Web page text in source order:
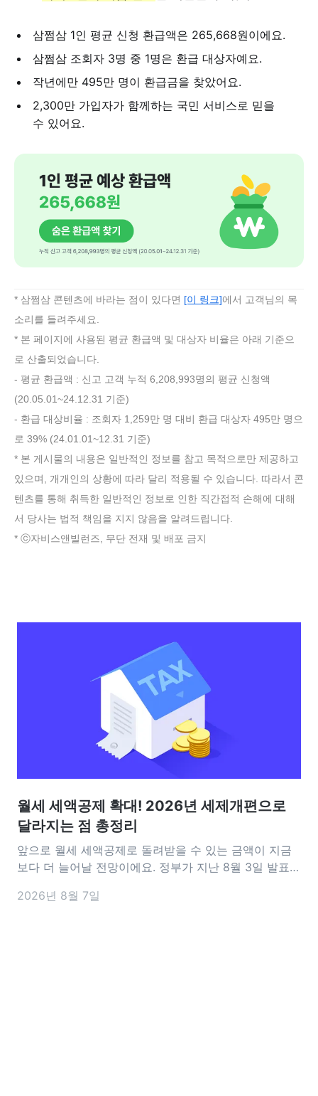
삼쩜삼 1인 평균 신청 환급액은 265,668원이에요.
삼쩜삼 조회자 3명 중 1명은 환급 대상자예요.
작년에만 495만 명이 환급금을 찾았어요.
2,300만 가입자가 함께하는 국민 서비스로 믿을
수 있어요.
* 삼쩜삼 콘텐츠에 바라는 점이 있다면 [이 링크]에서 고객님의 목
소리를 들려주세요.
* 본 페이지에 사용된 평균 환급액 및 대상자 비율은 아래 기준으
로 산출되었습니다.
- 평균 환급액 : 신고 고객 누적 6,208,993명의 평균 신청액
(20.05.01~24.12.31 기준)
- 환급 대상비율 : 조회자 1,259만 명 대비 환급 대상자 495만 명으
로 39% (24.01.01~12.31 기준)
* 본 게시물의 내용은 일반적인 정보를 참고 목적으로만 제공하고
있으며, 개개인의 상황에 따라 달리 적용될 수 있습니다. 따라서 콘
텐츠를 통해 취득한 일반적인 정보로 인한 직간접적 손해에 대해
서 당사는 법적 책임을 지지 않음을 알려드립니다.
* ⓒ자비스앤빌런즈, 무단 전재 및 배포 금지
월세 세액공제 확대! 2026년 세제개편으로
달라지는 점 총정리
앞으로 월세 세액공제로 돌려받을 수 있는 금액이 지금
보다 더 늘어날 전망이에요. 정부가 지난 8월 3일 발표한
용이 담겼어요. 공제 대상이 되는 월세 한도는 기존 연
2026년 8월 7일